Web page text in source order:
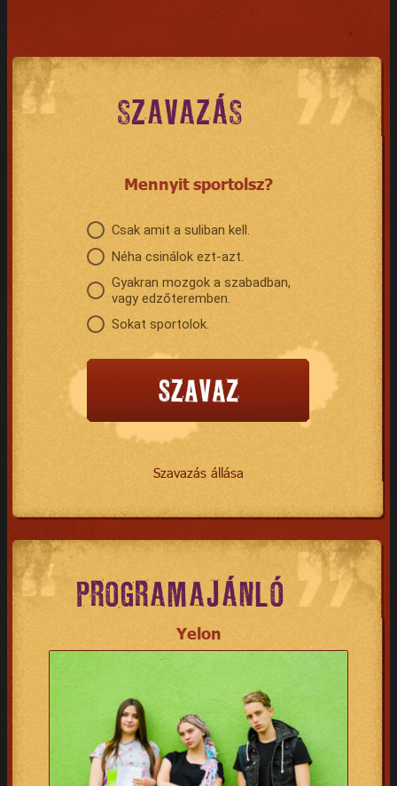
SZAVAZÁS
Mennyit sportolsz?
Csak amit a suliban kell.
Néha csinálok ezt-azt.
Gyakran mozgok a szabadban,
vagy edzőteremben.
Sokat sportolok.
Szavazás állása
PROGRAMAJÁNLÓ
Yelon